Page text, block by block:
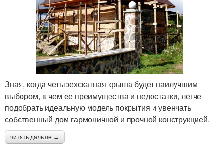
Зная, когда четырехскатная крыша будет наилучшим
выбором, в чем ее преимущества и недостатки, легче
подобрать идеальную модель покрытия и увенчать
собственный дом гармоничной и прочной конструкцией.
читать дальше →